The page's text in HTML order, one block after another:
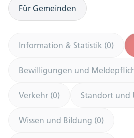
Für Gemeinden
Information & Statistik (0)
Bewilligungen und
Verkehr (0) Standort und
Wissen und Bildung (0)